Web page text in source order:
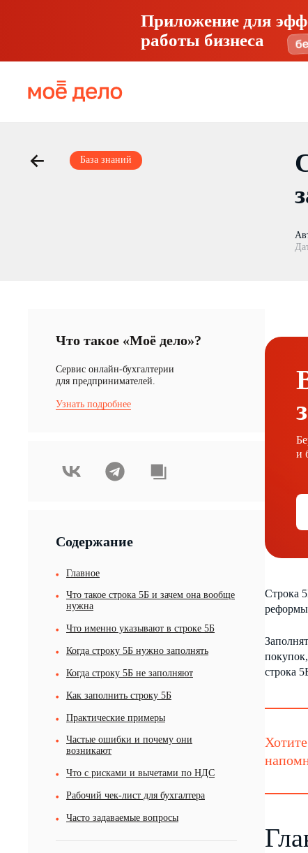
Приложение для
работы бизнеса
База знаний
Что такое «Моё дело»?
Cервис онлайн-бухгалтерии
для предпринимателей.
Узнать подробнее
Содержание
Главное
Что такое строка 5Б и зачем она вообще
нужна
Что именно указывают в строке 5Б
Когда строку 5Б нужно заполнять
Когда строку 5Б не заполняют
Как заполнить строку 5Б
Практические примеры
Частые ошибки и почему они
возникают
Что с рисками и вычетами по НДС
Рабочий чек-лист для бухгалтера
Часто задаваемые вопросы
и
Строка
строка